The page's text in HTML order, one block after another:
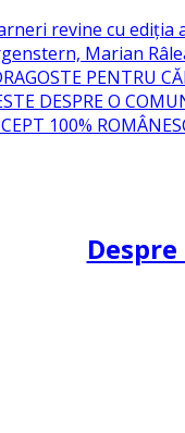
revine cu ediția
Marian
PENTRU
DESPRE O
100%